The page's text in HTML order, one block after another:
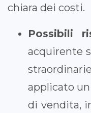
chiara dei costi.
Possibili
acquirente
applicato un
di vendita,